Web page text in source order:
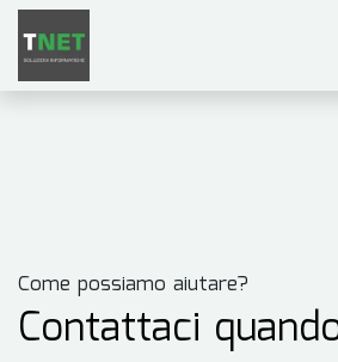
Passa al contenuto
Come possiamo aiutare?
Contattaci